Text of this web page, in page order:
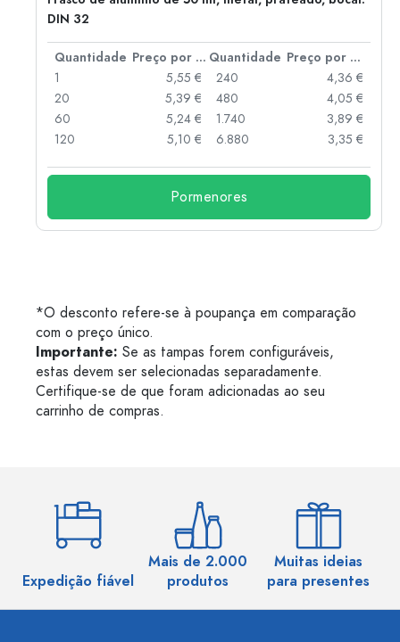
DIN 32
Quantidade Preço por peça Quantidade
Preço por peça
1
5,55 €
20
5,39 €
60
5,24 €
120
5,10 €
240
4,36 €
480
4,05 €
1.740
3,89 €
6.880
3,35 €
Pormenores
*O desconto refere-se à poupança em comparação
com o preço único.
Importante: Se as tampas forem configuráveis,
estas devem ser selecionadas separadamente.
Certifique-se de que foram adicionadas ao seu
carrinho de compras.
Expedição fiável
Mais de 2.000
produtos
Muitas ideias
para presentes